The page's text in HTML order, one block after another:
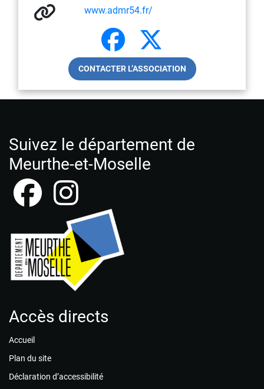
www.admr54.fr/
CONTACTER L’ASSOCIATION
Suivez le département de
Meurthe-et-Moselle
Accès directs
Accueil
Plan du site
Déclaration d’accessibilité